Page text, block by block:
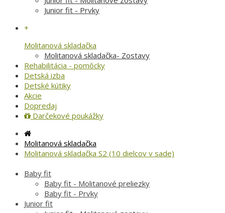
Junior fit - Prvky
+
Molitanová skladačka
Molitanová skladačka- Zostavy
Rehabilitácia - pomôcky
Detská izba
Detské kútiky
Akcie
Dopredaj
Darčekové poukážky
Molitanová skladačka
Molitanová skladačka S2 (10 dielcov v sade)
Baby fit
Baby fit - Molitanové preliezky
Baby fit - Prvky
Junior fit